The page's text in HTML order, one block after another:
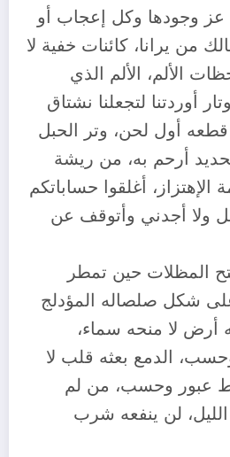
وجودها وكل إعجاب أو
من يرانا، كائنات خفية لا
الألم، الألم الذي
أوردتنا لتجعلنا نشتاق
قطعه أول لحن، وتر الحبل
أرحم به، من ريشة
الإهتزاز، أغلقوا حساباتكم
ولا أجدني وأتوقف عن
فتح المظلات حين تمطر
شكل صلصاله المؤدلج
أرض لا منحه سماء،
الدمع بعثه قلب لا
عبور وحسب، من لم
لن ينفعه شرب